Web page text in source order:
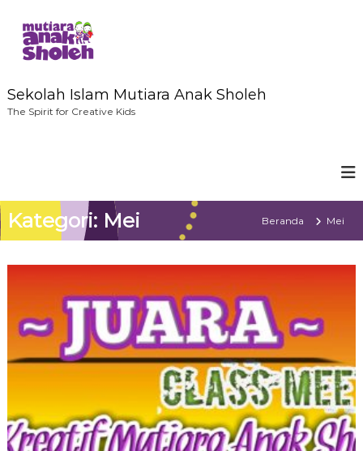
e
n
Sekolah Islam Mutiara Anak Sholeh
The Spirit for Creative Kids
Kategori: Mei Beranda Mei